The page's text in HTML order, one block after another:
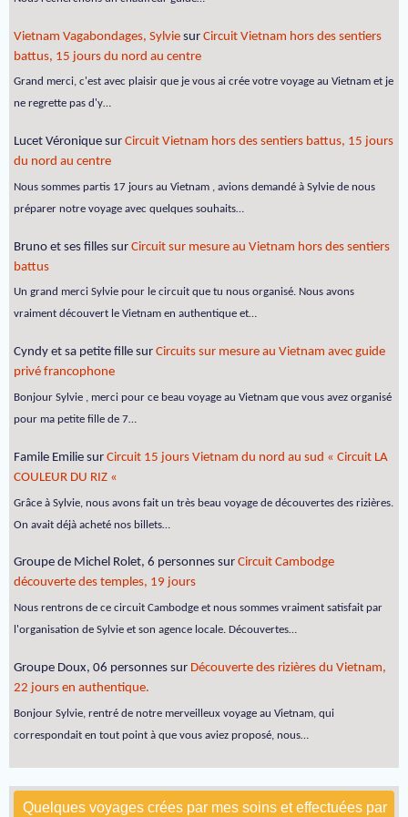
Vietnam Vagabondages, Sylvie sur Circuit Vietnam hors des sentiers
battus, 15 jours du nord au centre
Grand merci, c'est avec plaisir que je vous ai crée votre voyage au Vietnam et je
ne regrette pas d'y…
Lucet Véronique sur Circuit Vietnam hors des sentiers battus, 15 jours
du nord au centre
Nous sommes partis 17 jours au Vietnam , avions demandé à Sylvie de nous
préparer notre voyage avec quelques souhaits…
Bruno et ses filles sur Circuit sur mesure au Vietnam hors des sentiers
battus
Un grand merci Sylvie pour le circuit que tu nous organisé. Nous avons
vraiment découvert le Vietnam en authentique et…
Cyndy et sa petite fille sur Circuits sur mesure au Vietnam avec guide
privé francophone
Bonjour Sylvie , merci pour ce beau voyage au Vietnam que vous avez organisé
pour ma petite fille de 7…
Famile Emilie sur Circuit 15 jours Vietnam du nord au sud « Circuit LA
COULEUR DU RIZ «
Grâce à Sylvie, nous avons fait un très beau voyage de découvertes des rizières.
On avait déjà acheté nos billets…
Groupe de Michel Rolet, 6 personnes sur Circuit Cambodge
découverte des temples, 19 jours
Nous rentrons de ce circuit Cambodge et nous sommes vraiment satisfait par
l'organisation de Sylvie et son agence locale. Découvertes…
Groupe Doux, 06 personnes sur Découverte des rizières du Vietnam,
22 jours en authentique.
Bonjour Sylvie, rentré de notre merveilleux voyage au Vietnam, qui
correspondait en tout point à que vous aviez proposé, nous…
Quelques voyages crées par mes soins et effectuées par